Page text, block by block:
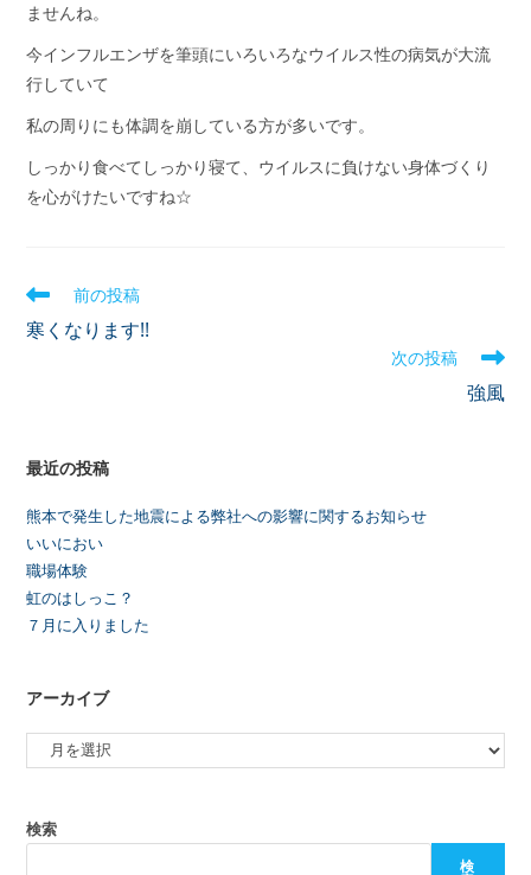
ませんね。
今インフルエンザを筆頭にいろいろなウイルス性の病気が大流
行していて
私の周りにも体調を崩している方が多いです。
しっかり食べてしっかり寝て、ウイルスに負けない身体づくり
を心がけたいですね☆
前の投稿
寒くなります!!
次の投稿
強風
最近の投稿
熊本で発生した地震による弊社への影響に関するお知らせ
いいにおい
職場体験
虹のはしっこ？
７月に入りました
アーカイブ
検索
検